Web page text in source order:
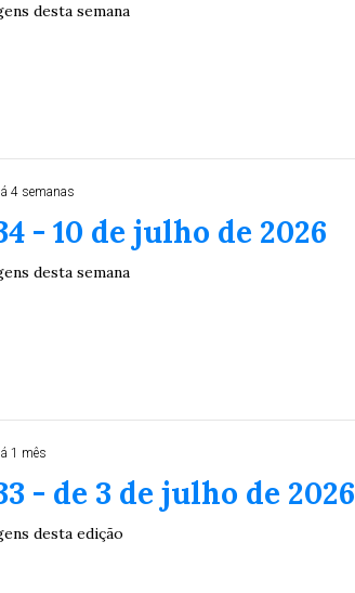
desta semana
4 semanas
- 10 de julho de 2026
desta semana
1 mês
- de 3 de julho de 2026
desta edição
26)